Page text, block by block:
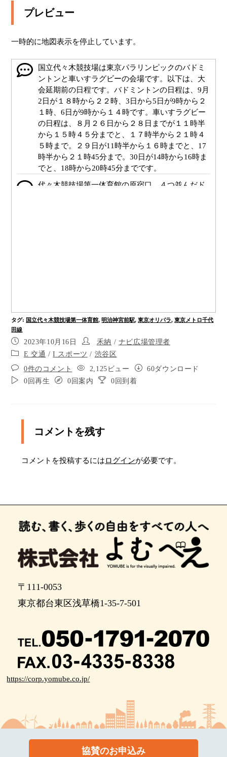
プレビュー
一時的に地図表示を停止しています。
国立代々木競技場は東京パラリンピックのバドミ
ントンと車いすラグビーの会場です。以下は、大
会延期前の日程です。バドミントンの日程は、9月
2日が１８時から２２時、3日から5日が9時から２
１時、6日が9時から１４時です。車いすラグビー
の日程は、８月２６日から２８日までが１１時半
から１５時４５分までと、１７時半から２１時４
５時まで。２９日が11時半から１６時までと、17
時半から２１時45分まで。30日が14時から16時ま
でと、18時から20時45分までです。
代々木競技場第一体育館の原宿口、４つ並んだド
ほど進むと右手が明治神宮前駅です。原宿門から
駅まで点字ブロックが設置されています。
代々木競技場第一体育館原宿口、一番左にあるド
アの前です。出口を背にして、そのまま５０メー
トルほどまっすぐ進みます。１０メートルほどで
ガードレールのある歩道に入ります
っすぐ進みます
スロープを降りたら、そのまま突き当りまで２０
ポイント7
原宿門の前です。左手の門を出たら、右に進むと
歩道橋の階段があります
歩道橋の前です。正面の階段をのぼります。踊り
みます
ルほどまっすぐ進みます
突き当りまで来たら、左手の階段を降ります。階
段を降りたら、右手の五輪橋を渡ってまっすぐ進
あと２０メートルほど進むと右手が明治神宮前駅
です
明治神宮前駅１番の入口です。右手の階段を降り
て駅に入ります
タグ: 国立代々木競技場第一体育館, 明治神宮前駅, 東京オリパラ, 東京メトロ千代
田線
2023年10月16日 禾納 / ナビ広場管理者
E 交通 /I スポーツ / 渋谷区
0件のコメント
2,125ビュー
60ダウンロード
0回再生
0回案内 0回到着
コメントを残す
コメントを投稿するにはログインが必要です。
〒111-0053
東京都台東区浅草橋1-35-7-501
https://corp.yomube.co.jp/
協賛のお申込み